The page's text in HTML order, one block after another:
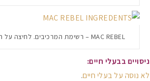
MAC REBEL – רשימת המרכיבים. לחיצה על התמונה תפתח גרסא מוגדלת נוחה לקריאה
ניסויים בבעלי חיים:
לא נוסה על בעלי חיים.